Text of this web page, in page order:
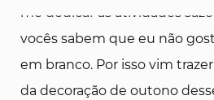
me dedicar as atividades
vocês sabem que eu não
em branco. Por isso vim
da decoração de outono